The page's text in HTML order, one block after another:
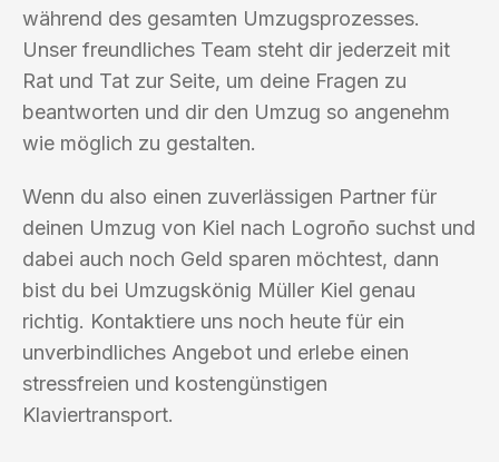
während des gesamten Umzugsprozesses.
Unser freundliches Team steht dir jederzeit mit
Rat und Tat zur Seite, um deine Fragen zu
beantworten und dir den Umzug so angenehm
wie möglich zu gestalten.
Wenn du also einen zuverlässigen Partner für
deinen Umzug von Kiel nach Logroño suchst und
dabei auch noch Geld sparen möchtest, dann
bist du bei Umzugskönig Müller Kiel genau
richtig. Kontaktiere uns noch heute für ein
unverbindliches Angebot und erlebe einen
stressfreien und kostengünstigen
Klaviertransport.